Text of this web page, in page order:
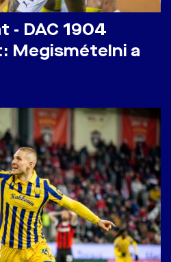
- DAC 1904
Megismételni a